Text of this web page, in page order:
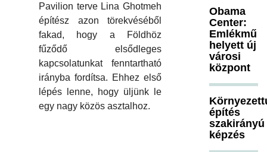
Pavilion terve Lina Ghotmeh
építész azon törekvéséből
fakad, hogy a Földhöz
fűződő elsődleges
kapcsolatunkat fenntartható
irányba fordítsa. Ehhez első
lépés lenne, hogy üljünk le
egy nagy közös asztalhoz.
Obama
Center:
Emlékmű
helyett új
városi
központ
építés
szakirányú
képzés